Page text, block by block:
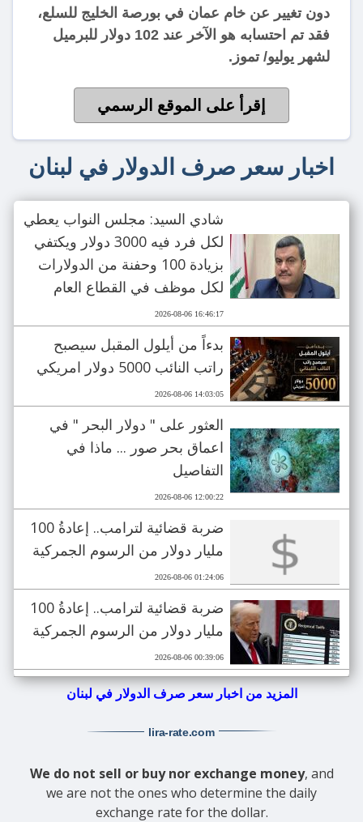
دون تغيير عن خام عمان في بورصة الخليج للسلع،
فقد تم احتسابه هو الآخر عند 102 دولار للبرميل
لشهر يوليو/ تموز.
إقرأ على الموقع الرسمي
اخبار سعر صرف الدولار في لبنان
شادي السيد: مجلس النواب يعطي
لكل فرد فيه 3000 دولار ويكتفي
بزيادة 100 وحفنة من الدولارات
لكل موظف في القطاع العام
2026-08-06 16:46:17
بدءاً من أيلول المقبل سيصبح
راتب النائب 5000 دولار امريكي
2026-08-06 14:03:05
العثور على " دولار البحر " في
اعماق بحر صور ... ماذا في
التفاصيل
2026-08-06 12:00:22
ضربة قضائية لترامب.. إعادةُ 100
مليار دولار من الرسوم الجمركية
2026-08-06 01:24:06
ضربة قضائية لترامب.. إعادةُ 100
مليار دولار من الرسوم الجمركية
2026-08-06 00:39:06
المزيد من اخبار سعر صرف الدولار في لبنان
lira-rate.com
We do not sell or buy nor exchange money, and
we are not the ones who determine the daily
exchange rate for the dollar.